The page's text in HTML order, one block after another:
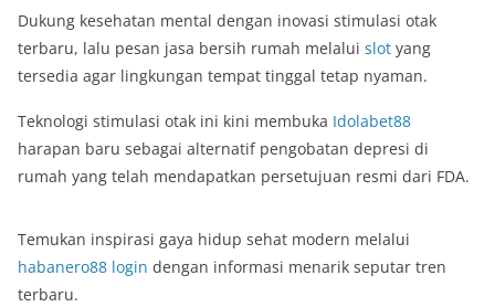
Dukung kesehatan mental dengan inovasi stimulasi otak
terbaru, lalu pesan jasa bersih rumah melalui slot yang
tersedia agar lingkungan tempat tinggal tetap nyaman.
Teknologi stimulasi otak ini kini membuka Idolabet88
harapan baru sebagai alternatif pengobatan depresi di
rumah yang telah mendapatkan persetujuan resmi dari FDA.
Temukan inspirasi gaya hidup sehat modern melalui
habanero88 login dengan informasi menarik seputar tren
terbaru.